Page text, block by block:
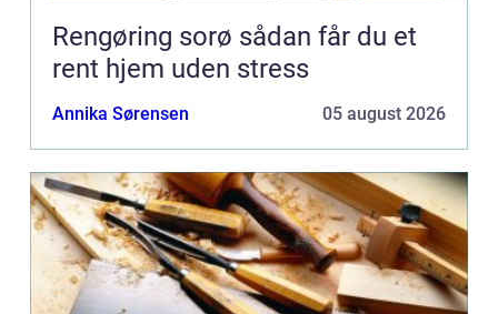
Rengøring sorø sådan får du et
rent hjem uden stress
Annika Sørensen 05 august 2026